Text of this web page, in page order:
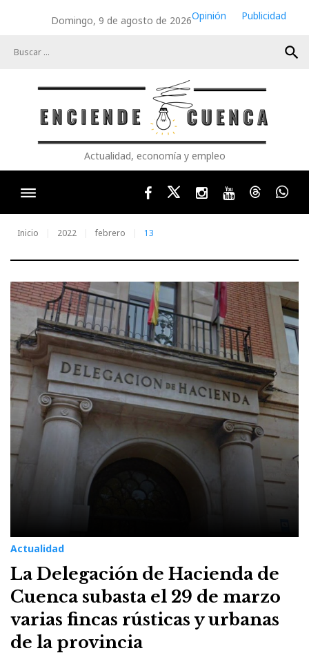
Domingo, 9 de agosto de 2026Opinión
Publicidad
search
Actualidad, economía y empleo
FacebookTwitterInstagram
YoutubeThreads
Inicio 2022 febrero 13
Día:
13
de
febrero
de
2022
Actualidad
La Delegación de Hacienda de
Cuenca subasta el 29 de marzo
varias fincas rústicas y urbanas
de la provincia